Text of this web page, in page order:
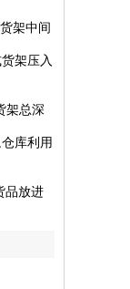
架中间
架压入
架总深
库利用
品放进